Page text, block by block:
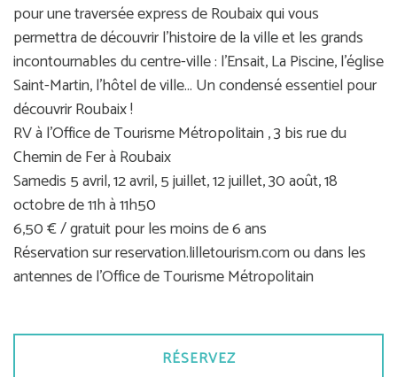
pour une traversée express de Roubaix qui vous
permettra de découvrir l’histoire de la ville et les grands
incontournables du centre-ville : l’Ensait, La Piscine, l’église
Saint-Martin, l’hôtel de ville... Un condensé essentiel pour
découvrir Roubaix !
RV à l’Office de Tourisme Métropolitain , 3 bis rue du
Chemin de Fer à Roubaix
Samedis 5 avril, 12 avril, 5 juillet, 12 juillet, 30 août, 18
octobre de 11h à 11h50
6,50 € / gratuit pour les moins de 6 ans
Réservation sur reservation.lilletourism.com ou dans les
antennes de l’Office de Tourisme Métropolitain
RÉSERVEZ